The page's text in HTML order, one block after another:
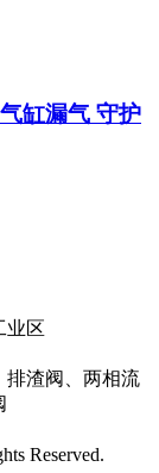
缸漏气 守护
业区
排渣阀、两相流
Reserved.